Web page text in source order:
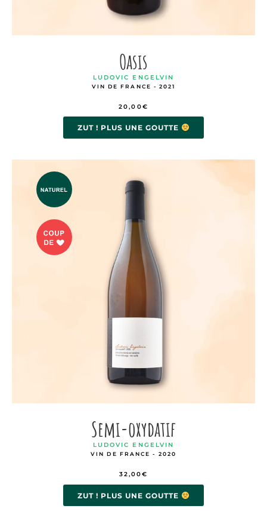
Oasis
LUDOVIC ENGELVIN
VIN DE FRANCE - 2021
20,00€
ZUT ! PLUS UNE GOUTTE
Semi-oxydatif
LUDOVIC ENGELVIN
VIN DE FRANCE - 2020
32,00€
ZUT ! PLUS UNE GOUTTE